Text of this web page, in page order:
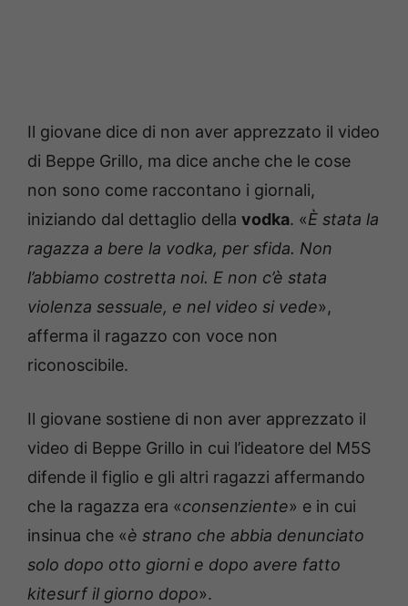
Il giovane dice di non aver apprezzato il video
di Beppe Grillo, ma dice anche che le cose
non sono come raccontano i giornali,
iniziando dal dettaglio della vodka. «È stata la
ragazza a bere la vodka, per sfida. Non
l’abbiamo costretta noi. E non c’è stata
violenza sessuale, e nel video si vede»,
afferma il ragazzo con voce non
riconoscibile.
Il giovane sostiene di non aver apprezzato il
video di Beppe Grillo in cui l’ideatore del M5S
difende il figlio e gli altri ragazzi affermando
che la ragazza era «consenziente» e in cui
insinua che «è strano che abbia denunciato
solo dopo otto giorni e dopo avere fatto
kitesurf il giorno dopo».